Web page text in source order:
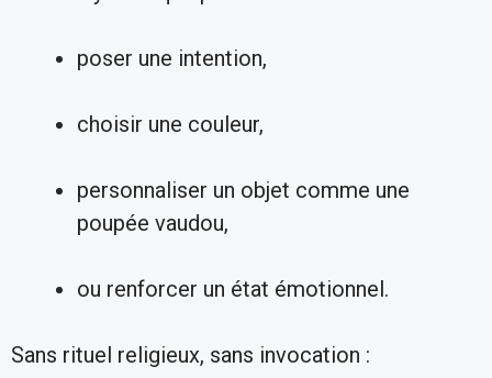
poser une intention,
choisir une couleur,
personnaliser un objet comme une
poupée vaudou,
ou renforcer un état émotionnel.
Sans rituel religieux, sans invocation :